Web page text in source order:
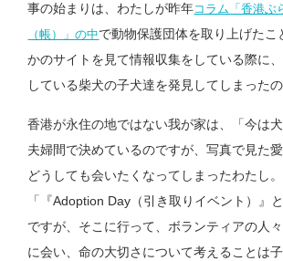
事の始まりは、わたしが昨年コラム「香港ぶ
（帳）」の中で動物保護団体を取り上げたこ
かのサイトを見て情報収集をしている際に
している柴犬の子犬達を発見してしまったの
香港が永住の地ではない我が家は、「今は
夫婦間で決めているのですが、写真で見た
どうしても会いたくなってしまったわたし
「『Adoption Day（引き取りイベント）』
ですが、そこに行って、ボランティアの人
に会い、命の大切さについて考えることは